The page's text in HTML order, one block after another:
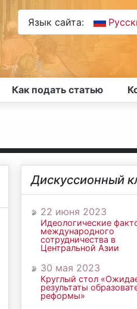
Язык сайта:
Как подать статью
Дискуссионный
22 июня 2023
Идеологические
международного
сотрудничества в
Центральной Азии
30 мая 2023
Круглый стол
результаты
реформы»